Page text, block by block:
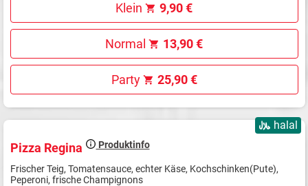
Klein 9,90 €
Normal 13,90 €
Party 25,90 €
halal
Pizza Regina Produktinfo
Frischer Teig, Tomatensauce, echter Käse, Kochschinken(Pute),
Peperoni, frische Champignons